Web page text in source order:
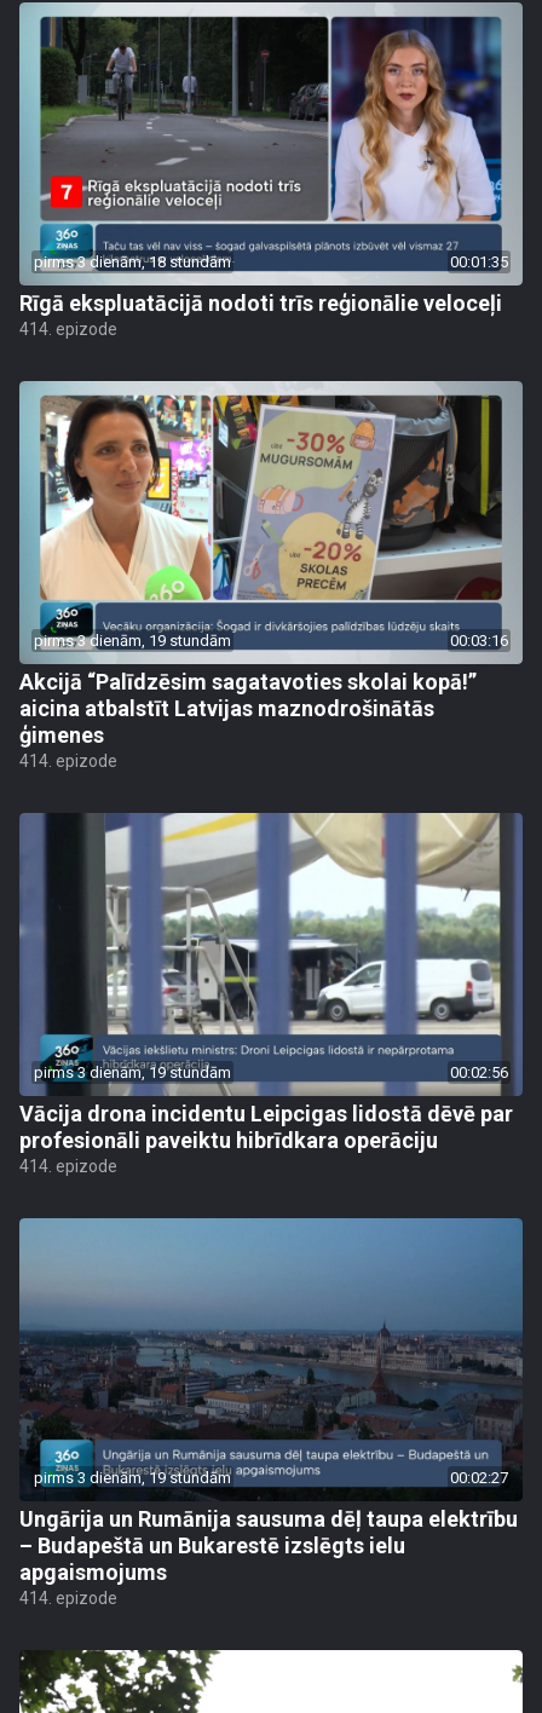
pirms 3 dienām, 18 stundām 00:01:35
Rīgā ekspluatācijā nodoti trīs reģionālie veloceļi
414. epizode
pirms 3 dienām, 19 stundām 00:03:16
Akcijā “Palīdzēsim sagatavoties skolai kopā!”
aicina atbalstīt Latvijas maznodrošinātās
ģimenes
414. epizode
pirms 3 dienām, 19 stundām 00:02:56
Vācija drona incidentu Leipcigas lidostā dēvē par
profesionāli paveiktu hibrīdkara operāciju
414. epizode
pirms 3 dienām, 19 stundām 00:02:27
Ungārija un Rumānija sausuma dēļ taupa elektrību
– Budapeštā un Bukarestē izslēgts ielu
apgaismojums
414. epizode